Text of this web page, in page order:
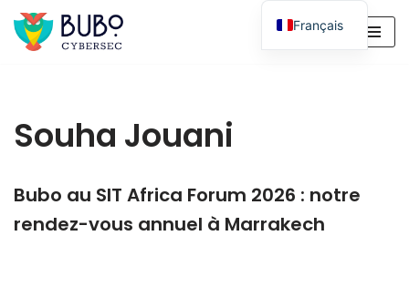
Aller
Souha Jouani
Bubo au SIT Africa Forum 2026 : notre
rendez-vous annuel à Marrakech
Français